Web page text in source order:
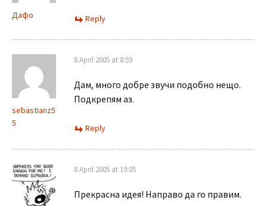
Дафо Reply
sebastianz5
5
8 April 2005 at 8:59
Дам, много добре звучи подобно нещо.
Подкрепям аз.
Reply
8 April 2005 at 19:05
Прекрасна идея! Направо да го правим.